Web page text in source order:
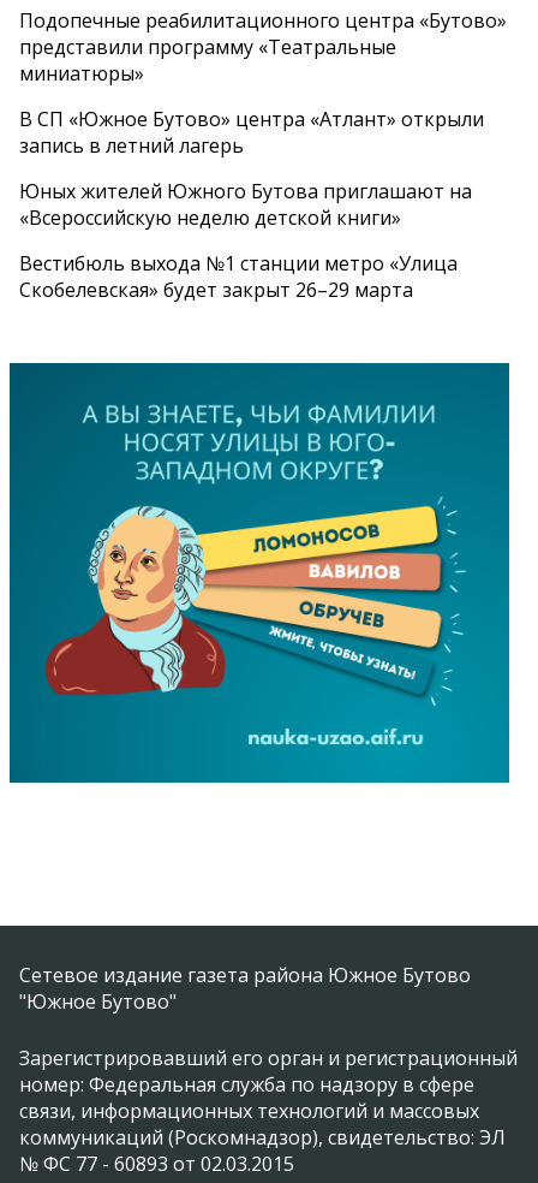
Подопечные реабилитационного центра «Бутово»
представили программу «Театральные
миниатюры»
В СП «Южное Бутово» центра «Атлант» открыли
запись в летний лагерь
Юных жителей Южного Бутова приглашают на
«Всероссийскую неделю детской книги»
Вестибюль выхода №1 станции метро «Улица
Скобелевская» будет закрыт 26–29 марта
Сетевое издание газета района Южное Бутово
"Южное Бутово"
Зарегистрировавший его орган и регистрационный
номер: Федеральная служба по надзору в сфере
связи, информационных технологий и массовых
коммуникаций (Роскомнадзор), свидетельство: ЭЛ
№ ФС 77 - 60893 от 02.03.2015